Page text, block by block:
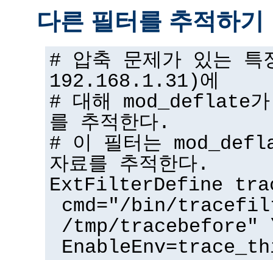
다른 필터를 추적하기
# 압축 문제가 있는 특
192.168.1.31)에
# 대해 mod_deflate
를 추적한다.
# 이 필터는
자료를 추적한다.
ExtFilterDefine
cmd="/bin/
/tmp/tracebefore"